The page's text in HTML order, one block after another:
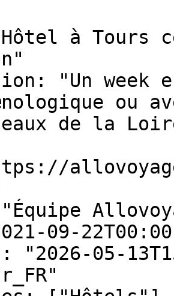
à Tours
"Un week
ou
de la
09-
"2026-05-